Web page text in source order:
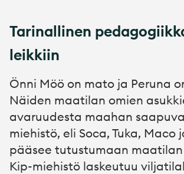
Tarinallinen
leikkiin
Önni Möö on mato ja Peruna
Näiden maatilan omien
avaruudesta maahan
miehistö, eli Soca, Tuka, Maco
pääsee tutustumaan
Kip-miehistö laskeutuu